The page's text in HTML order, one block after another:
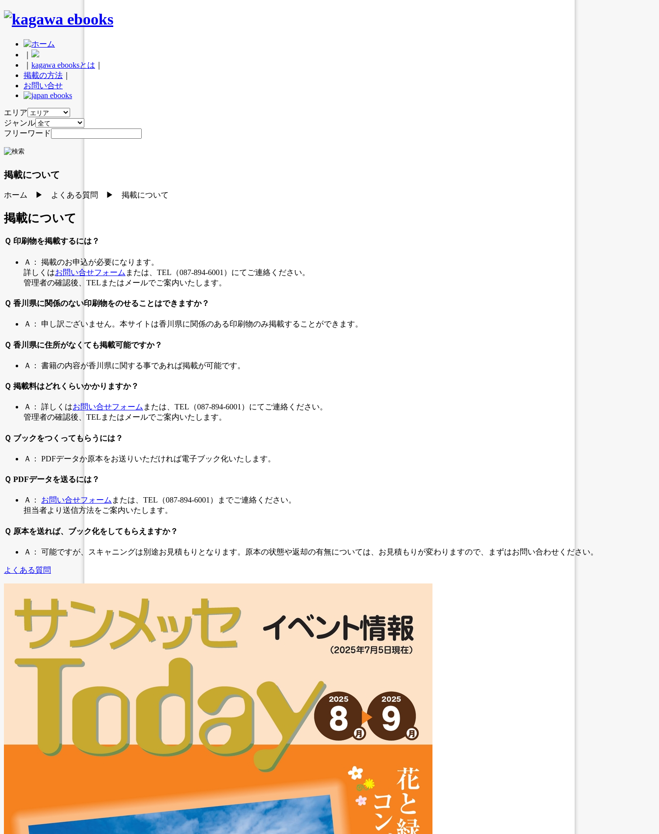
kagawa ebooksとは
掲載の方法
お問い合せ
エリア
ジャンル
フリーワード
掲載について
ホーム ▶ よくある質問 ▶ 掲載について
掲載について
Ｑ 印刷物を掲載するには？
Ａ： 掲載のお申込が必要になります。
詳しくはお問い合せフォーム または、TEL（087-894-6001）にてご連絡ください。
管理者の確認後、TELまたはメールでご案内いたします。
Ｑ 香川県に関係のない印刷物をのせることはできますか？
Ａ： 申し訳ございません。本サイトは香川県に関係のある印刷物のみ掲載することができます。
Ｑ 香川県に住所がなくても掲載可能ですか？
Ａ： 書籍の内容が香川県に関する事であれば掲載が可能です。
Ｑ 掲載料はどれくらいかかりますか？
Ａ： 詳しくはお問い合せフォーム または、TEL（087-894-6001）にてご連絡ください。
管理者の確認後、TELまたはメールでご案内いたします。
Ｑ ブックをつくってもらうには？
Ａ： PDFデータか原本をお送りいただければ電子ブック化いたします。
Ｑ PDFデータを送るには？
Ａ： お問い合せフォーム または、TEL（087-894-6001）までご連絡ください。
担当者より送信方法をご案内いたします。
Ｑ 原本を送れば、ブック化をしてもらえますか？
Ａ： 可能ですが、スキャニングは別途お見積もりとなります。原本の状態や返却の有無については、お見積もりが変わりますので、まずはお問い合わせください。
よくある質問